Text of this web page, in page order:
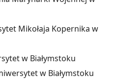
Mikołaja Kopernika w
w Białymstoku
w Białymstoku